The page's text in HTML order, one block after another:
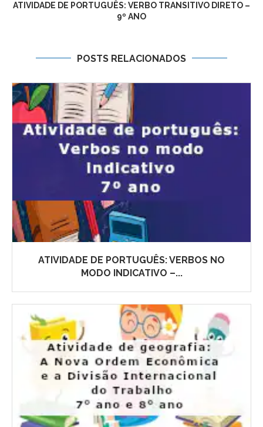
ATIVIDADE DE PORTUGUÊS: VERBO TRANSITIVO DIRETO –
9º ANO
POSTS RELACIONADOS
ATIVIDADE DE PORTUGUÊS: VERBOS NO
MODO INDICATIVO –...